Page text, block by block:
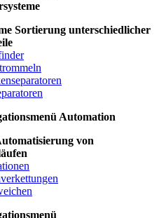
Sortierung unterschiedlicher
von